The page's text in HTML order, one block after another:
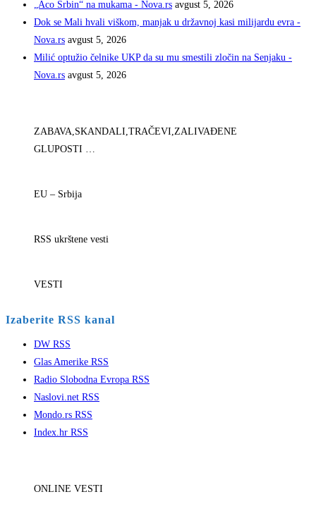
„Aco Srbin“ na mukama - Nova.rs avgust 5, 2026
Dok se Mali hvali viškom, manjak u državnoj kasi milijardu evra -
Nova.rs avgust 5, 2026
Milić optužio čelnike UKP da su mu smestili zločin na Senjaku -
Nova.rs avgust 5, 2026
ZABAVA,SKANDALI,TRAČEVI,ZALIVAĐENE
GLUPOSTI …
EU – Srbija
RSS ukrštene vesti
VESTI
Izaberite RSS kanal
DW RSS
Glas Amerike RSS
Radio Slobodna Evropa RSS
Naslovi.net RSS
Mondo.rs RSS
Index.hr RSS
ONLINE VESTI